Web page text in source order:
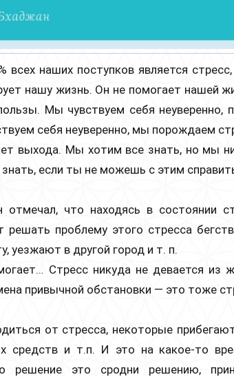
всех наших поступков является
нашу жизнь. Он не помогает нашей
Мы чувствуем себя
себя неуверенно, мы порождаем
выхода. Мы хотим все знать, но мы
если ты не можешь с этим
отмечал, что находясь в состоянии
решать проблему этого стресса
уезжают в другой город и т. п.
Стресс никуда не девается из
привычной обстановки — это тоже
от стресса, некоторые
средств и т.п. И это на какое-то
решение это сродни решению,